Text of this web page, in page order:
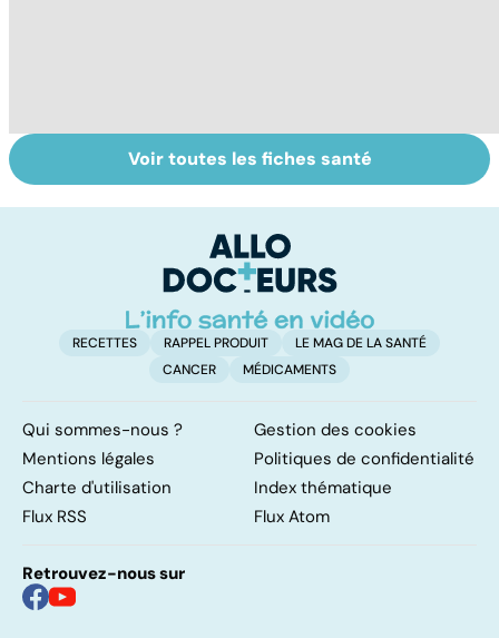
pilonidal, un
Tout savoir sur
les virus
Voir toutes les fiches santé
RECETTES RAPPEL PRODUIT
LE MAG DE LA SANTÉ
CANCER
MÉDICAMENTS
Qui sommes-nous ?
Gestion des cookies
Mentions légales
Politiques de confidentialité
Charte d'utilisation
Index thématique
Flux RSS
Flux Atom
Retrouvez-nous sur